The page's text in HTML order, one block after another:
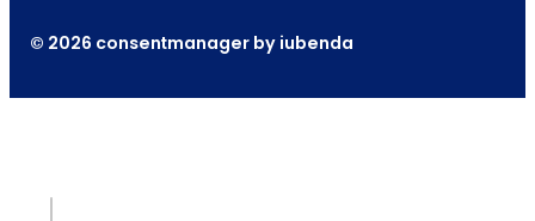
© 2026 consentmanager by iubenda